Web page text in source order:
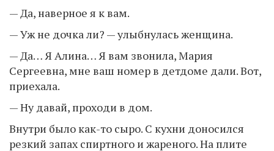
— Да, наверное я к вам.
— Уж не дочка ли? — улыбнулась женщина.
— Да… Я Алина… Я вам звонила, Мария
Сергеевна, мне ваш номер в детдоме дали. Вот,
приехала.
— Ну давай, проходи в дом.
Внутри было как-то сыро. С кухни доносился
резкий запах спиртного и жареного. На плите